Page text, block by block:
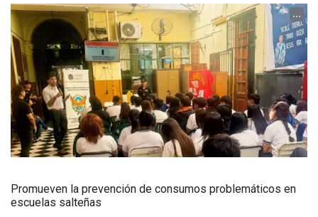
...
Promueven la prevención de consumos problemáticos en
escuelas salteñas